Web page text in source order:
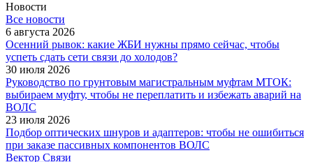
Новости
Все новости
6 августа 2026
Осенний рывок: какие ЖБИ нужны прямо сейчас, чтобы
успеть сдать сети связи до холодов?
30 июля 2026
Руководство по грунтовым магистральным муфтам МТОК:
выбираем муфту, чтобы не переплатить и избежать аварий на
ВОЛС
23 июля 2026
Подбор оптических шнуров и адаптеров: чтобы не ошибиться
при заказе пассивных компонентов ВОЛС
Вектор Связи